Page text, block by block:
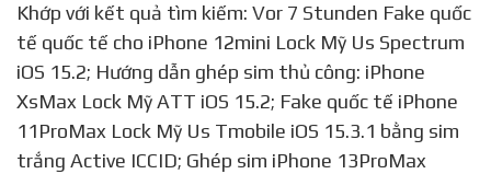
Khớp với kết quả tìm kiếm: Vor 7 Stunden Fake quốc
tế quốc tế cho iPhone 12mini Lock Mỹ Us Spectrum
iOS 15.2; Hướng dẫn ghép sim thủ công: iPhone
XsMax Lock Mỹ ATT iOS 15.2; Fake quốc tế iPhone
11ProMax Lock Mỹ Us Tmobile iOS 15.3.1 bằng sim
trắng Active ICCID; Ghép sim iPhone 13ProMax